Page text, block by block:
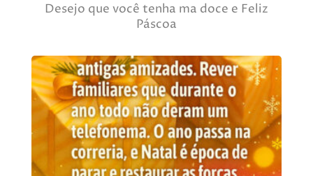
Desejo que você tenha ma doce e Feliz
Páscoa